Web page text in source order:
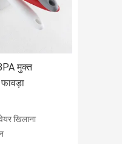
मुक्त
खिलाना